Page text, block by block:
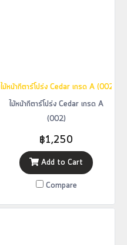
ไม้หน้ากีตาร์โปร่ง Cedar เกรด A (002)
ไม้หน้ากีตาร์โปร่ง Cedar เกรด A
(002)
฿1,250
Add to Cart
Compare